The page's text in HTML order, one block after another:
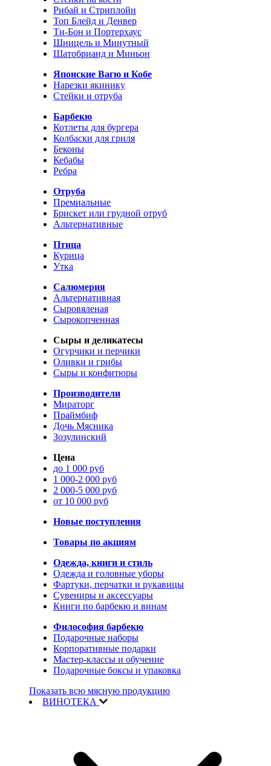
Рибай и Стриплойн
Топ Блейд и Денвер
Ти-Бон и Портерхаус
Шницель и Минутный
Шатобрианд и Миньон
Японские Вагю и Кобе
Нарезки якинику
Стейки и отруба
Барбекю
Котлеты для бургера
Колбаски для гриля
Беконы
Кебабы
Ребра
Отруба
Премиальные
Брискет или грудной отруб
Альтернативные
Птица
Курица
Утка
Салюмерия
Альтернативная
Сыровяленая
Сырокопченная
Сыры и деликатесы
Огурчики и перчики
Оливки и грибы
Сыры и конфитюры
Производители
Мираторг
Праймбиф
Дочь Мясника
Зозулинский
Цена
до 1 000 руб
1 000-2 000 руб
2 000-5 000 руб
от 10 000 руб
Новые поступления
Товары по акциям
Одежда, книги и стиль
Одежда и головные уборы
Фартуки, перчатки и рукавицы
Сувениры и аксессуары
Книги по барбекю и винам
Философия барбекю
Подарочные наборы
Корпоративные подарки
Мастер-классы и обучение
Подарочные боксы и упаковка
Показать всю мясную продукцию
ВИНОТЕКА